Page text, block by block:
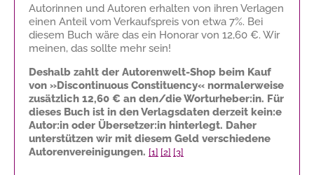
Autorinnen und Autoren erhalten von ihren Verlagen
einen Anteil vom Verkaufspreis von etwa 7%. Bei
diesem Buch wäre das ein Honorar von 12,60 €. Wir
meinen, das sollte mehr sein!
Deshalb zahlt der Autorenwelt-Shop beim Kauf
von »Discontinuous Constituency« normalerweise
zusätzlich 12,60 € an den/die Worturheber:in. Für
dieses Buch ist in den Verlagsdaten derzeit kein:e
Autor:in oder Übersetzer:in hinterlegt. Daher
unterstützen wir mit diesem Geld verschiedene
Autorenvereinigungen. [1] [2] [3]